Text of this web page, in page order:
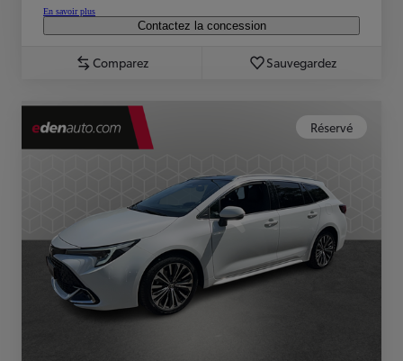
En savoir plus
Contactez la concession
Comparez Sauvegardez
Réservé